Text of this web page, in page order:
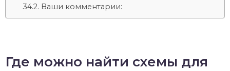
Ваши комментарии:
Где можно найти схемы для